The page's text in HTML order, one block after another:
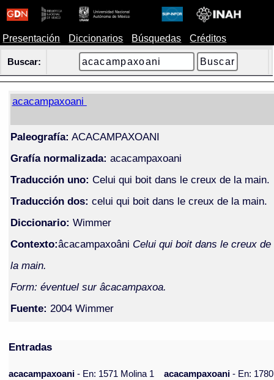
Presentación Diccionarios Búsquedas Créditos
Buscar:
acacampaxoani
Paleografía: ACACAMPAXOANI
Grafía normalizada: acacampaxoani
Traducción uno: Celui qui boit dans le creux de la main.
Traducción dos: celui qui boit dans le creux de la main.
Diccionario: Wimmer
Contexto:âcacampaxoâni Celui qui boit dans le creux de
la main.
Form: éventuel sur âcacampaxoa.
Fuente: 2004 Wimmer
Entradas
acacampaxoani- En: 1571 Molina 1 acacampaxoani- En: 1780